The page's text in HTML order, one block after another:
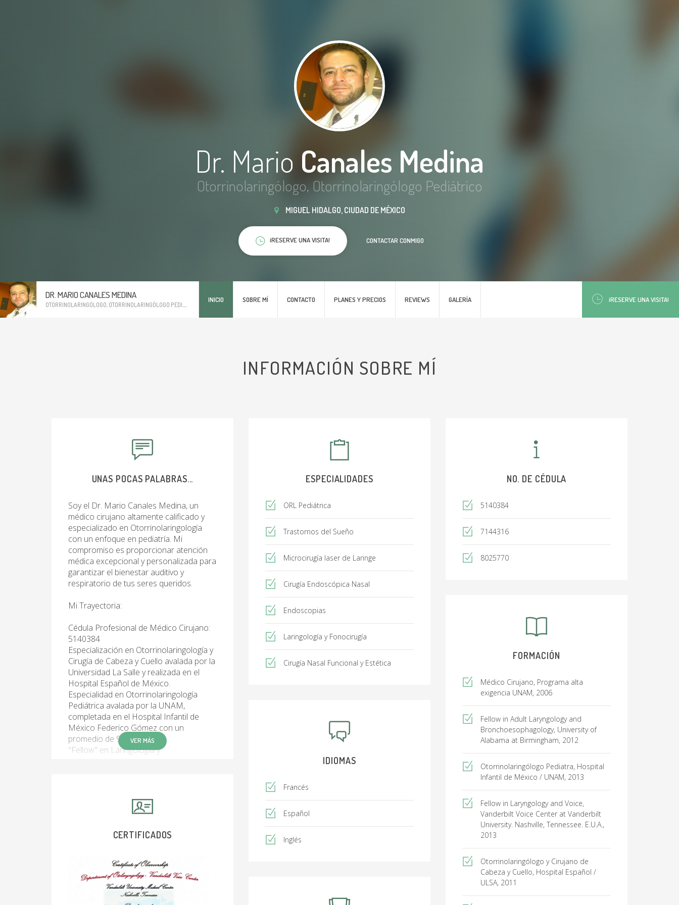
DR. MARIO CANALES MEDINA INICIO SOBRE MÍ CONTACTO PLANES Y PRECIOS REVIEWS GALERÍA ¡RESERVE UNA VISITA!
Dr. Mario Canales Medina
Otorrinolaringólogo, Otorrinolaringólogo Pediátrico
MIGUEL HIDALGO, CIUDAD DE MÉXICO
¡RESERVE UNA VISITA! CONTACTAR CONMIGO
INFORMACIÓN SOBRE MÍ
UNAS POCAS PALABRAS...
Soy el Dr. Mario Canales Medina, un
médico cirujano altamente calificado y
especializado en Otorrinolaringología
con un enfoque en pediatría. Mi
compromiso es proporcionar atención
médica excepcional y personalizada para
garantizar el bienestar auditivo y
respiratorio de tus seres queridos.
Mi Trayectoria:
Cédula Profesional de Médico Cirujano:
5140384
Especialización en Otorrinolaringología y
Cirugía de Cabeza y Cuello avalada por la
Universidad La Salle y realizada en el
Hospital Español de México.
Especialidad en Otorrinolaringología
Pediátrica avalada por la UNAM,
completada en el Hospital Infantil de
México Federico Gómez con un
promedio de 9.0.
"Fellow" en Laringología y
Vanderbilt en Nashville, Tennessee, E.U.
Experiencia internacional en rinología y
Nacional Autónoma de México y en
Compromiso con la Educación:
Profesor con años de experiencia en la
VER MÁS
ESPECIALIDADES
ORL Pediátrica
Trastornos del Sueño
Microcirugía laser de Laringe
Cirugía Endoscópica Nasal
Endoscopias
Laringología y Fonocirugía
Cirugía Nasal Funcional y Estética
NO. DE CÉDULA
5140384
7144316
8025770
FORMACIÓN
Médico Cirujano, Programa alta
exigencia UNAM, 2006
Fellow in Adult Laryngology and
Bronchoesophagology, University of
Alabama at Birmingham, 2012
Otorrinolaringólogo Pediatra, Hospital
Infantil de México / UNAM, 2013
Fellow in Laryngology and Voice,
Vanderbilt Voice Center at Vanderbilt
University. Nashville, Tennessee. E.U.A.,
2013
Otorrinolaringólogo y Cirujano de
Cabeza y Cuello, Hospital Español /
ULSA, 2011
IDIOMAS
Francés
Español
Inglés
CERTIFICADOS